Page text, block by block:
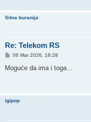
Sitna buranija
Re: Telekom RS
P
s
06 Mar 2026, 18:28
Moguće da ima i toga...
igipop